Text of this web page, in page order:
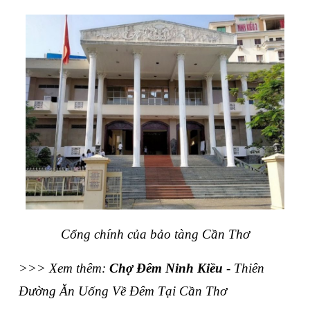
Cổng chính của bảo tàng Cần Thơ
>>> Xem thêm: Chợ Đêm Ninh Kiều - Thiên
Đường Ăn Uống Về Đêm Tại Cần Thơ